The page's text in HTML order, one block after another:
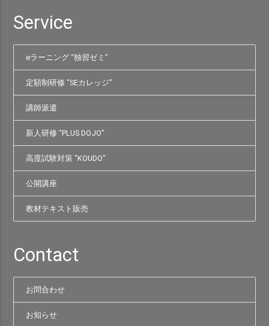
Service
eラーニング “独習ゼミ”
定額制研修 “SEカレッジ”
講師派遣
新人研修 “PLUS DOJO”
高度試験対策 "KOUDO"
公開講座
教材テキスト販売
Contact
お問合わせ
お知らせ